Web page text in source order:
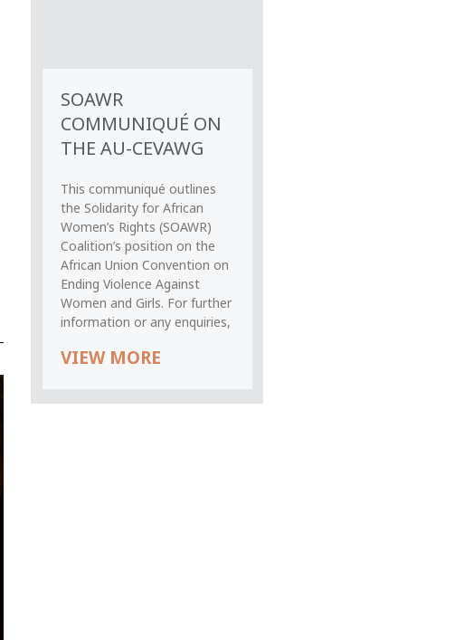
SOAWR
COMMUNIQUÉ ON
THE AU-CEVAWG
This communiqué outlines
the Solidarity for African
Women’s Rights (SOAWR)
Coalition’s position on the
African Union Convention on
Ending Violence Against
Women and Girls. For further
information or any enquiries,
VIEW MORE